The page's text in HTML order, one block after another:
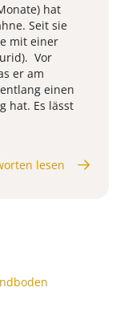
hat
Seit sie
mit einer
Vor
er am
einen
hat. Es lässt
lesen